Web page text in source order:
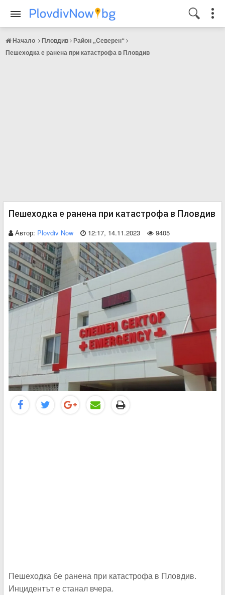
Начало Пловдив Район „Северен“
Пешеходка е ранена при катастрофа в Пловдив
Пешеходка е ранена при катастрофа в Пловдив
Автор: Plovdiv Now 12:17, 14.11.2023 9405
Пешеходка бе ранена при катастрофа в Пловдив.
Инцидентът е станал вчера.